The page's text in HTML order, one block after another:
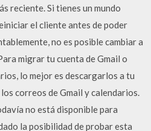
reciente. Si tienes un mundo
el cliente antes de poder
no es posible cambiar a
migrar tu cuenta de Gmail o
lo mejor es descargarlos a tu
correos de Gmail y calendarios.
no está disponible para
la posibilidad de probar esta